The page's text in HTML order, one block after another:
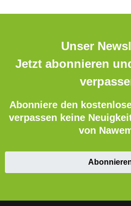
Unser
Jetzt abonnieren
Abonniere den
verpassen keine
von